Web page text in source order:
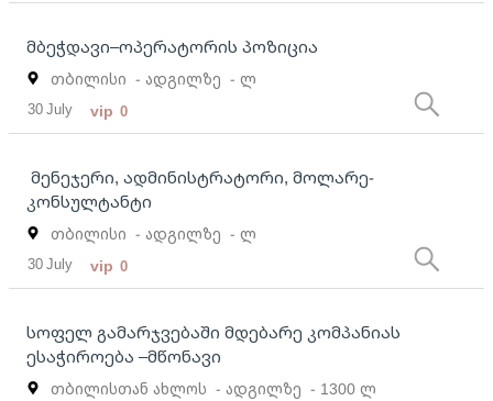
მბეჭდავი–ოპერატორის პოზიცია
თბილისი - ადგილზე - ლ
30 July vip 0
მენეჯერი, ადმინისტრატორი, მოლარე-
კონსულტანტი
თბილისი - ადგილზე - ლ
30 July vip 0
სოფელ გამარჯვებაში მდებარე კომპანიას
ესაჭიროება –მწონავი
თბილისთან ახლოს - ადგილზე - 1300 ლ